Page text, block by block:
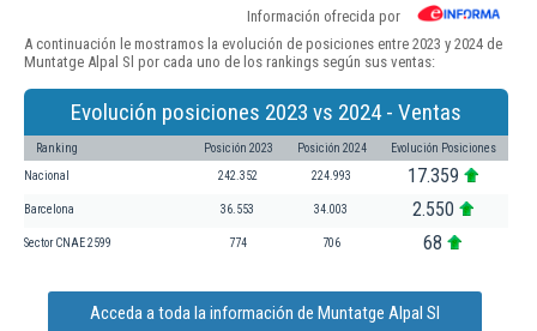
Información ofrecida por
A continuación le mostramos la evolución de posiciones entre 2023 y 2024 de
Muntatge Alpal Sl por cada uno de los rankings según sus ventas:
Evolución posiciones 2023 vs 2024 - Ventas
Ranking Posición 2023 Posición 2024 Evolución Posiciones
Nacional 242.352 224.993 17.359
Barcelona 36.553 34.003 2.550
Sector CNAE 2599 774 706 68
Acceda a toda la información de Muntatge Alpal Sl